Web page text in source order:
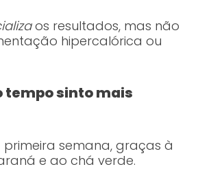
os resultados, mas não
hipercalórica ou
tempo sinto mais
semana, graças à
e ao chá verde.